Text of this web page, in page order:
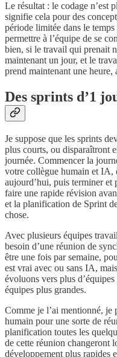
Le résultat : le codage n’est
signifie cela pour des
période limitée dans le
permettre à l’équipe de se
bien, si le travail qui prenait
maintenant un jour, et le
prend maintenant une heure,
Des sprints d’1
Je suppose que les sprints
plus courts, ou disparaîtront
journée. Commencer la
votre collègue humain et IA,
aujourd’hui, puis terminer
faire une rapide révision
et la planification de Sprint
chose.
Avec plusieurs équipes
besoin d’une réunion de
être une fois par semaine,
est vrai avec ou sans IA,
évoluons vers plus
équipes plus grandes.
Comme je l’ai mentionné, je
humain pour une sorte de
planification toutes les
de cette réunion changeront
développement plus rapides